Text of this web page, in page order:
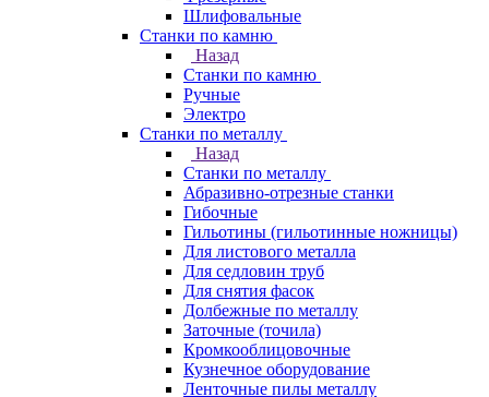
Шлифовальные
Станки по камню
Назад
Станки по камню
Ручные
Электро
Станки по металлу
Назад
Станки по металлу
Абразивно-отрезные станки
Гибочные
Гильотины (гильотинные ножницы)
Для листового металла
Для седловин труб
Для снятия фасок
Долбежные по металлу
Заточные (точила)
Кромкооблицовочные
Кузнечное оборудование
Ленточные пилы металлу